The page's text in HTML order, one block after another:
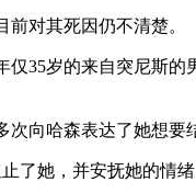
对其死因仍不清楚。
35岁的来自突尼斯
向哈森表达了她想要
了她，并安抚她的情绪